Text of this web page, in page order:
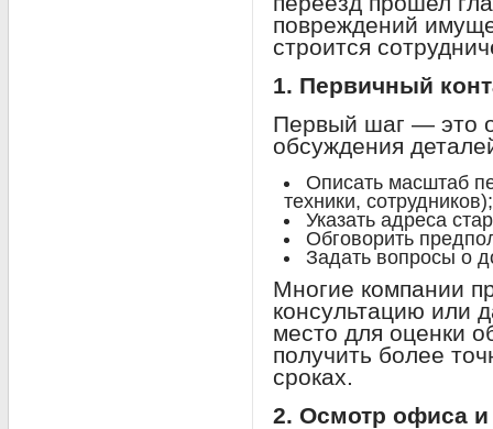
повреждений
строится
1. Первичный
Первый шаг — это
обсуждения
Описать масштаб
техники, сотрудников);
Указать адреса
Обговорить
Задать вопросы о
Многие компании
консультацию или
место для оценки
получить более
сроках.
2. Осмотр офиса